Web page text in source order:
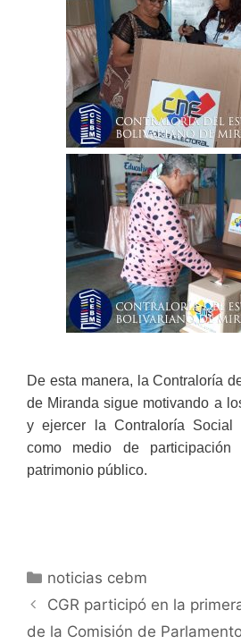
De esta manera, la Contraloría
de Miranda sigue motivando a
y ejercer la Contraloría Social
como medio de
patrimonio público.
noticias cebm
CGR participó en la
de la Comisión de